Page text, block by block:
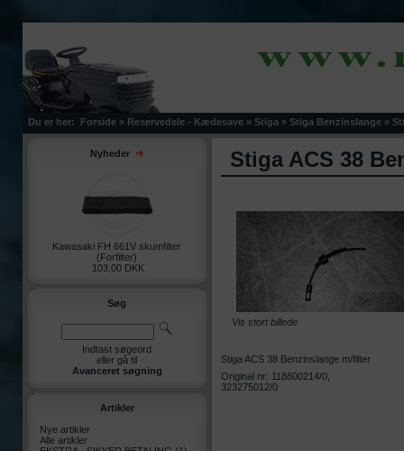
Du er her: Forside » Reservedele - Kædesave » Stiga » Stiga Benzinslange »
Nyheder
Kawasaki FH 661V skumfilter
(Forfilter)
103,00 DKK
Søg
Indtast søgeord
eller gå til
Avanceret søgning
Artikler
Nye artikler
Alle artikler
Stiga ACS 38
Vis stort billede
Stiga ACS 38 Benzinslange m/filter
Original nr: 118800214/0,
323275012/0